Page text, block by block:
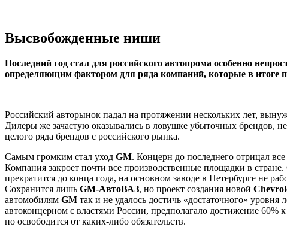
Высвобожденные ниши
Последний год стал для российского автопрома особенно
определяющим фактором для ряда компаний, которые в итоге
Российский авторынок падал на протяжении нескольких лет,
Дилеры же зачастую оказывались в ловушке убыточных брендов,
целого ряда брендов с российского рынка.
Самым громким стал уход GM. Концерн до последнего отрицал
Компания закроет почти все производственные площадки в
прекратится до конца года, на основном заводе в Петербурге не
Сохранится лишь GM-АвтоВАЗ, но проект создания новой
автомобилям GM так и не удалось достичь «достаточного»
автоконцерном с властями России, предполагало достижение 60%
но освободится от каких-либо обязательств.